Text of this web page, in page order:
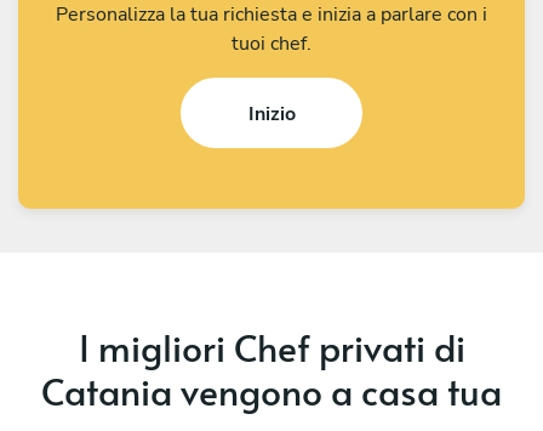
Personalizza la tua richiesta e inizia a parlare con i
tuoi chef.
Inizio
I migliori Chef privati di
Catania vengono a casa tua